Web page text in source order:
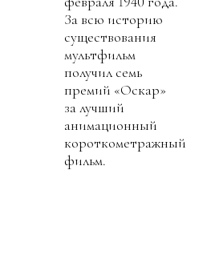
За всю историю
существования
мультфильм
получил семь
премий «Оскар»
за лучший
анимационный
короткометражный
фильм.